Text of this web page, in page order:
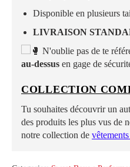
Disponible en plusieurs
LIVRAISON
N'oublie pas de te
au-dessus en gage de
COLLECTION
Tu souhaites découvrir un
des produits les plus vus de
notre collection de